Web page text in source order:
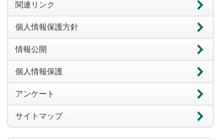
関連リンク
個人情報保護方針
情報公開
個人情報保護
アンケート
サイトマップ